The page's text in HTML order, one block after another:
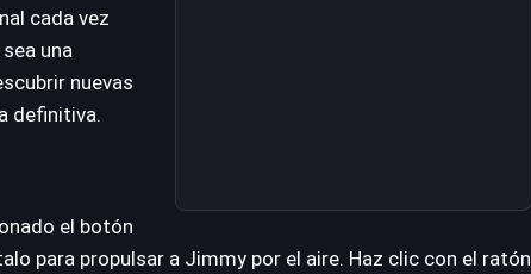
cada vez
una
nuevas
definitiva.
el botón
para propulsar a Jimmy por el aire. Haz clic con el ratón